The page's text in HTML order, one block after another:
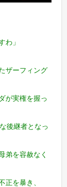
わ」
ザーフィング
が実権を握っ
後継者となっ
弟を容赦なく
正を暴き、